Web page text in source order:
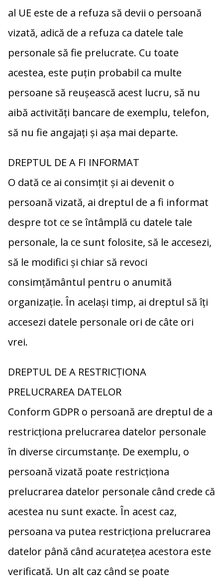
al UE este de a refuza să devii o persoană
vizată, adică de a refuza ca datele tale
personale să fie prelucrate. Cu toate
acestea, este puțin probabil ca multe
persoane să reușească acest lucru, să nu
aibă activități bancare de exemplu, telefon,
să nu fie angajați și așa mai departe.
DREPTUL DE A FI INFORMAT
O dată ce ai consimțit și ai devenit o
persoană vizată, ai dreptul de a fi informat
despre tot ce se întâmplă cu datele tale
personale, la ce sunt folosite, să le accesezi,
să le modifici și chiar să revoci
consimțământul pentru o anumită
organizație. În același timp, ai dreptul să îți
accesezi datele personale ori de câte ori
vrei.
DREPTUL DE A RESTRICȚIONA
PRELUCRAREA DATELOR
Conform GDPR o persoană are dreptul de a
restricționa prelucrarea datelor personale
în diverse circumstanțe. De exemplu, o
persoană vizată poate restricționa
prelucrarea datelor personale când crede că
acestea nu sunt exacte. În acest caz,
persoana va putea restricționa prelucrarea
datelor până când acuratețea acestora este
verificată. Un alt caz când se poate